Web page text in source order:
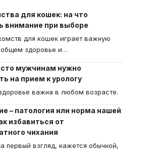
для кошек: на что
внимание при выборе
для кошек играет важную
здоровье и…
мужчинам нужно
на прием к урологу
важна в любом возрасте.
– патология или норма нашей
избавиться от
чихания
первый взгляд, кажется обычной,